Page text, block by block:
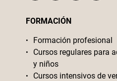
FORMACIÓN
Formación profesional
Cursos regulares para
y niños
Cursos intensivos de